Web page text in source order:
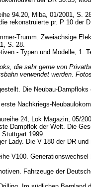
94.20, Miba, 01/2001, S.
rekonstruierte pr. P 10 der
Trumm. Zweiachsige
S. 28.
- Typen und Modelle, 1.
die sehr gerne von
verwendet werden.
Die Neubau-Dampfloks
Nachkriegs-
24, Lok Magazin, 05/
Dampflok der Welt. Die
1999.
Lady. Die V 180 der DR und
V100. Generationswechsel
Fahrzeuge der